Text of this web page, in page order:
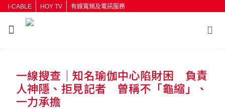
i-CABLE HOY TV 有線寬頻及電訊服務
按輸入鍵開始搜尋
一線搜查｜知名瑜伽中心陷財困 負責
人神隱、拒見記者 曾稱不「龜縮」、
一力承擔